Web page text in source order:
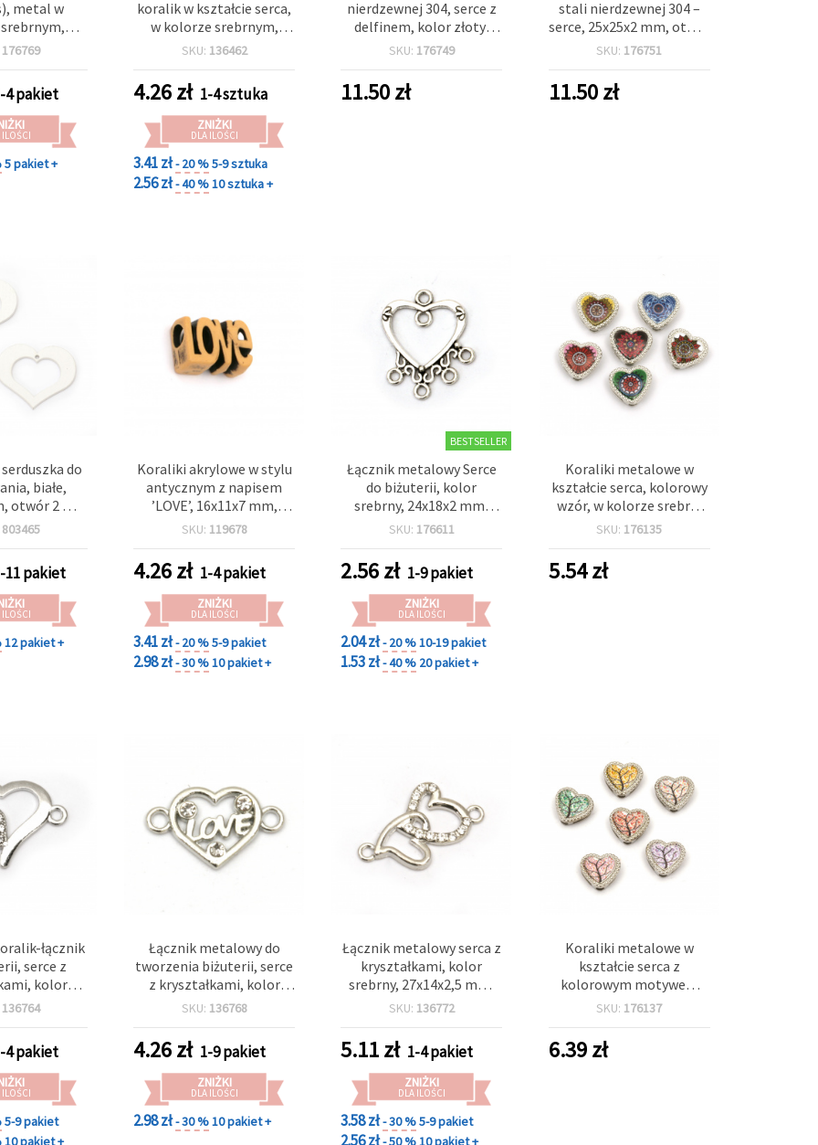
metal w
otwór 1,5
176769
4 pakiet
ILOŚCI
5 pakiet +
koralik w kształcie serca,
w kolorze srebrnym,
10x9x3 mm, otwór 1,5
bransoletek, naszyjników
i symbolicznej biżuterii
SKU: 136462
4.26zł 1-4 sztuka
ZNIŻKI
DLA ILOŚCI
3.41 zł- 20 %5-9 sztuka
2.56 zł- 40 %10 sztuka +
nierdzewnej 304, serce z
delfinem, kolor złoty,
27x26x1,2 mm, otwór 9x5
SKU: 176749
11.50zł
stali nierdzewnej 304 –
serce, 25x25x2 mm, otwór
9x5 mm, kolor srebrny
SKU: 176751
11.50zł
do
białe,
otwór 2 mm
szt.
803465
11 pakiet
ILOŚCI
12 pakiet +
Koraliki akrylowe w stylu
antycznym z napisem
’LOVE’, 16x11x7 mm,
otwór 4,5 mm, brązowe,
SKU: 119678
4.26zł 1-4 pakiet
ZNIŻKI
DLA ILOŚCI
3.41 zł- 20 %5-9 pakiet
2.98 zł- 30 %10 pakiet +
BESTSELLER
Łącznik metalowy Serce
do biżuterii, kolor
srebrny, 24x18x2 mm,
otwór 2 mm - 10 szt.
SKU: 176611
2.56zł 1-9 pakiet
ZNIŻKI
DLA ILOŚCI
2.04 zł- 20 %10-19 pakiet
1.53 zł- 40 % 20 pakiet +
Koraliki metalowe w
kształcie serca, kolorowy
wzór, w kolorze srebra,
12x12x5 mm, otwory 3 i 9
SKU: 176135
5.54zł
łącznik
serce z
kolor
mm,
136764
4 pakiet
ILOŚCI
5-9 pakiet
10 pakiet +
Łącznik metalowy do
tworzenia biżuterii, serce
z kryształkami, kolor
srebrny, 17x10,5x1,5 mm,
SKU: 136768
4.26zł 1-9 pakiet
ZNIŻKI
DLA ILOŚCI
2.98 zł- 30 %10 pakiet +
Łącznik metalowy serca z
kryształkami, kolor
srebrny, 27x14x2,5 mm,
otwór 2 mm, do biżuterii i
SKU: 136772
5.11zł 1-4 pakiet
ZNIŻKI
DLA ILOŚCI
3.58 zł- 30 %5-9 pakiet
2.56 zł- 50 %10 pakiet +
Koraliki metalowe w
kształcie serca z
kolorowym motywem
drzewa, 13x12x5 mm,
srebrny, 6 szt.
SKU: 176137
6.39zł